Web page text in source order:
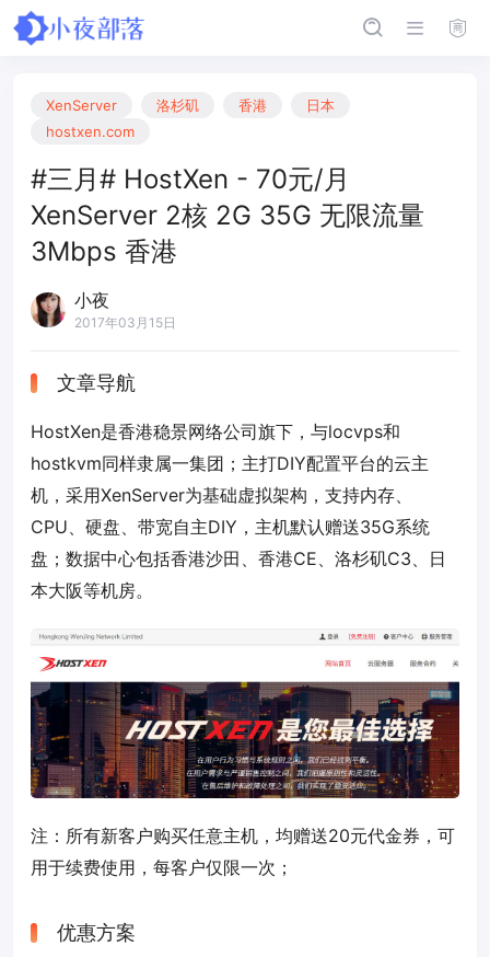
XenServer 洛杉矶 香港
日本
hostxen.com
#三月# HostXen - 70元/月
XenServer 2核 2G 35G 无限流量
3Mbps 香港
小夜
2017年03月15日
文章导航
HostXen是香港稳景网络公司旗下，与locvps和
hostkvm同样隶属一集团；主打DIY配置平台的云主
机，采用XenServer为基础虚拟架构，支持内存、
CPU、硬盘、带宽自主DIY，主机默认赠送35G系统
盘；数据中心包括香港沙田、香港CE、洛杉矶C3、日
本大阪等机房。
注：所有新客户购买任意主机，均赠送20元代金券，可
用于续费使用，每客户仅限一次；
优惠方案